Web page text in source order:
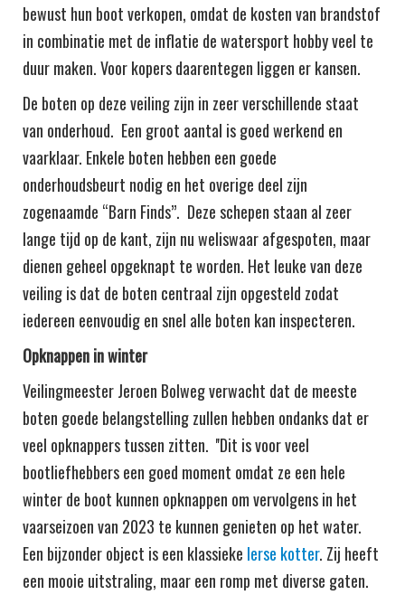
bewust hun boot verkopen, omdat de kosten van brandstof
in combinatie met de inflatie de watersport hobby veel te
duur maken. Voor kopers daarentegen liggen er kansen.
De boten op deze veiling zijn in zeer verschillende staat
van onderhoud. Een groot aantal is goed werkend en
vaarklaar. Enkele boten hebben een goede
onderhoudsbeurt nodig en het overige deel zijn
zogenaamde “Barn Finds”. Deze schepen staan al zeer
lange tijd op de kant, zijn nu weliswaar afgespoten, maar
dienen geheel opgeknapt te worden. Het leuke van deze
veiling is dat de boten centraal zijn opgesteld zodat
iedereen eenvoudig en snel alle boten kan inspecteren.
Opknappen in winter
Veilingmeester Jeroen Bolweg verwacht dat de meeste
boten goede belangstelling zullen hebben ondanks dat er
veel opknappers tussen zitten. ''Dit is voor veel
bootliefhebbers een goed moment omdat ze een hele
winter de boot kunnen opknappen om vervolgens in het
vaarseizoen van 2023 te kunnen genieten op het water.
Een bijzonder object is een klassieke Ierse kotter. Zij heeft
een mooie uitstraling, maar een romp met diverse gaten.